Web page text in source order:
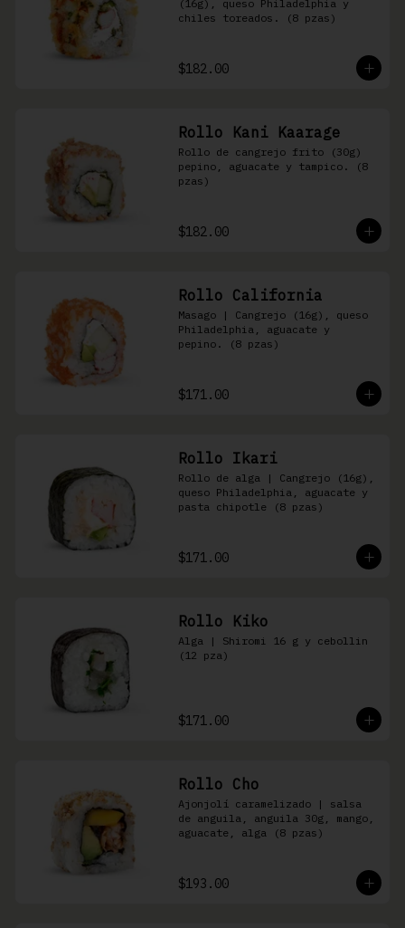
(16g), queso Philadelphia y
chiles toreados. (8 pzas)
$182.00
Rollo Kani Kaarage
Rollo de cangrejo frito (30g)
pepino, aguacate y tampico. (8
pzas)
$182.00
Rollo California
Masago | Cangrejo (16g), queso
Philadelphia, aguacate y
pepino. (8 pzas)
$171.00
Rollo Ikari
Rollo de alga | Cangrejo (16g),
queso Philadelphia, aguacate y
pasta chipotle (8 pzas)
$171.00
Rollo Kiko
Alga | Shiromi 16 g y cebollin
(12 pza)
$171.00
Rollo Cho
Ajonjolí caramelizado | salsa
de anguila, anguila 30g, mango,
aguacate, alga (8 pzas)
$193.00